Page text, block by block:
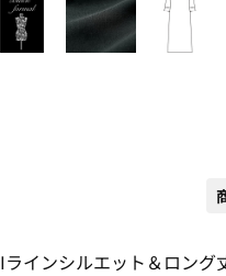
Iラインシルエット＆ロング